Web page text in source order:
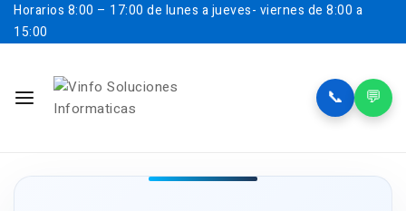
Horarios 8:00 – 17:00 de lunes a jueves- viernes de 8:00 a
15:00
📞 💬